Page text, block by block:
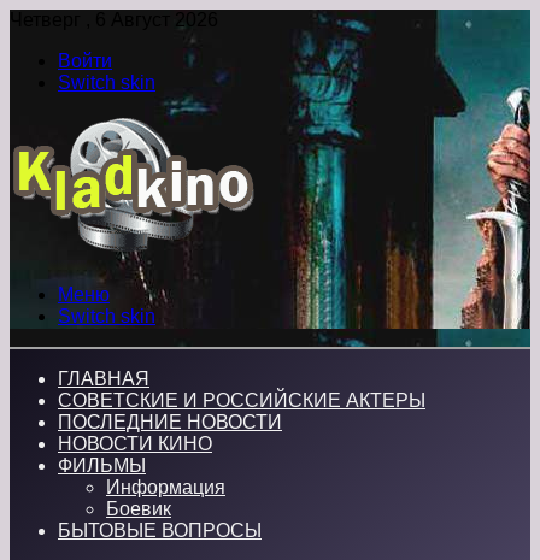
Четверг , 6 Август 2026
Войти
Switch skin
Меню
Switch skin
ГЛАВНАЯ
СОВЕТСКИЕ И РОССИЙСКИЕ АКТЕРЫ
ПОСЛЕДНИЕ НОВОСТИ
НОВОСТИ КИНО
ФИЛЬМЫ
Информация
Боевик
БЫТОВЫЕ ВОПРОСЫ